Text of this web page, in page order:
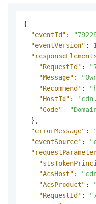
{
"eventId" :
"eventVersion" : 1
"RequestId" :
"Message" :
"Recommend" :
"HostId" :
"Code" :
} ,
"errorMessage" :
"eventSource" :
"AcsHost" :
"AcsProduct" :
"RequestId" :